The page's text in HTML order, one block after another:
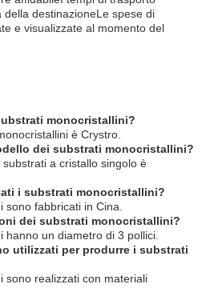
destinazioneLe spese di
e visualizzate al momento del
monocristallini?
è Crystro.
dei substrati monocristallini?
a cristallo singolo è
i substrati monocristallini?
sono fabbricati in Cina.
dei substrati monocristallini?
hanno un diametro di 3 pollici.
utilizzati per produrre i substrati
sono realizzati con materiali